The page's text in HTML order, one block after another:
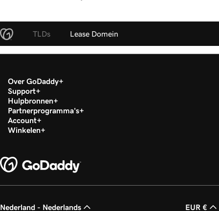
TLDs Lease Domein
Over GoDaddy
Support
Hulpbronnen
Partnerprogramma's
Account
Winkelen
Nederland - Nederlands EUR €